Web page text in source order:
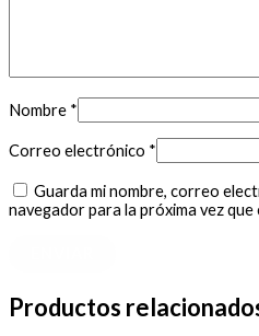
Nombre *
Correo electrónico *
Guarda mi nombre, correo
navegador para la próxima vez que
Productos